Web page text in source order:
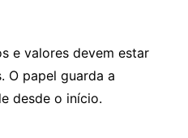
e valores devem estar
O papel guarda a
desde o início.